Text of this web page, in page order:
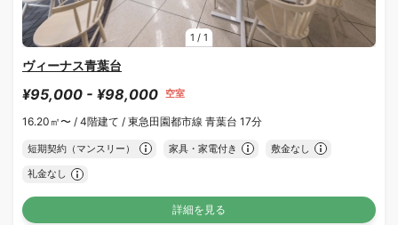
1 / 1
ヴィーナス青葉台
¥95,000 - ¥98,000 空室
16.20㎡〜 / 4階建て / 東急田園都市線 青葉台 17分
短期契約（マンスリー） 家具・家電付き 敷金なし
礼金なし
詳細を見る